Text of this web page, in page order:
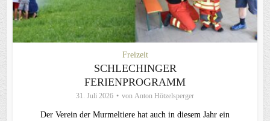
Freizeit
SCHLECHINGER
FERIENPROGRAMM
31. Juli 2026 von Anton Hötzelsperger
Der Verein der Murmeltiere hat auch in diesem Jahr ein